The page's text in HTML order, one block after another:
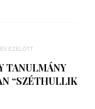
EZELŐTT
TANULMÁNY
“SZÉTHULLIK